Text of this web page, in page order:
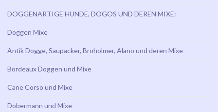
DOGGENARTIGE HUNDE, DOGOS UND DEREN MIXE:
Doggen Mixe
Antik Dogge, Saupacker, Broholmer, Alano und deren Mixe
Bordeaux Doggen und Mixe
Cane Corso und Mixe
Dobermann und Mixe